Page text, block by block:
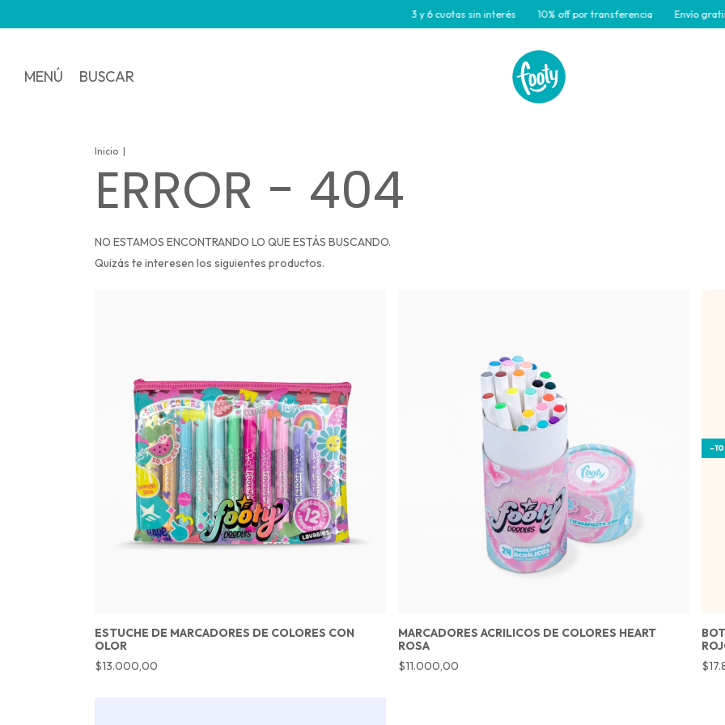
3 y 6 cuotas sin interés 10% off por transferencia Envío gratis
MENÚ BUSCAR
Inicio |
ERROR - 404
NO ESTAMOS ENCONTRANDO LO QUE ESTÁS BUSCANDO.
Quizás te interesen los siguientes productos.
ESTUCHE DE MARCADORES DE COLORES CON
OLOR
$13.000,00
MARCADORES ACRILICOS DE COLORES HEART
ROSA
$11.000,00
-10